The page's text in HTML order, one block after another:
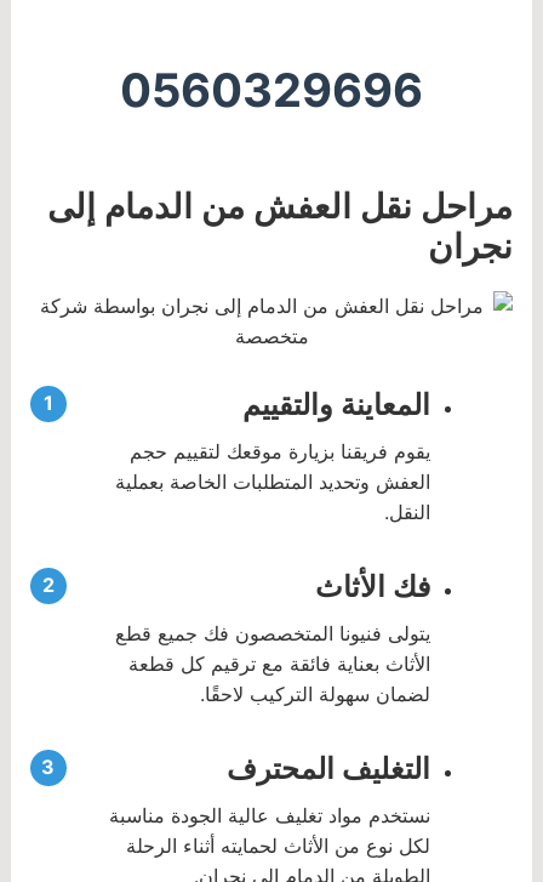
0560329696
مراحل نقل العفش من الدمام إلى
نجران
المعاينة والتقييم
يقوم فريقنا بزيارة موقعك لتقييم حجم
العفش وتحديد المتطلبات الخاصة بعملية
النقل.
فك الأثاث
يتولى فنيونا المتخصصون فك جميع قطع
الأثاث بعناية فائقة مع ترقيم كل قطعة
لضمان سهولة التركيب لاحقًا.
التغليف المحترف
نستخدم مواد تغليف عالية الجودة مناسبة
لكل نوع من الأثاث لحمايته أثناء الرحلة
الطويلة من الدمام إلى نجران.